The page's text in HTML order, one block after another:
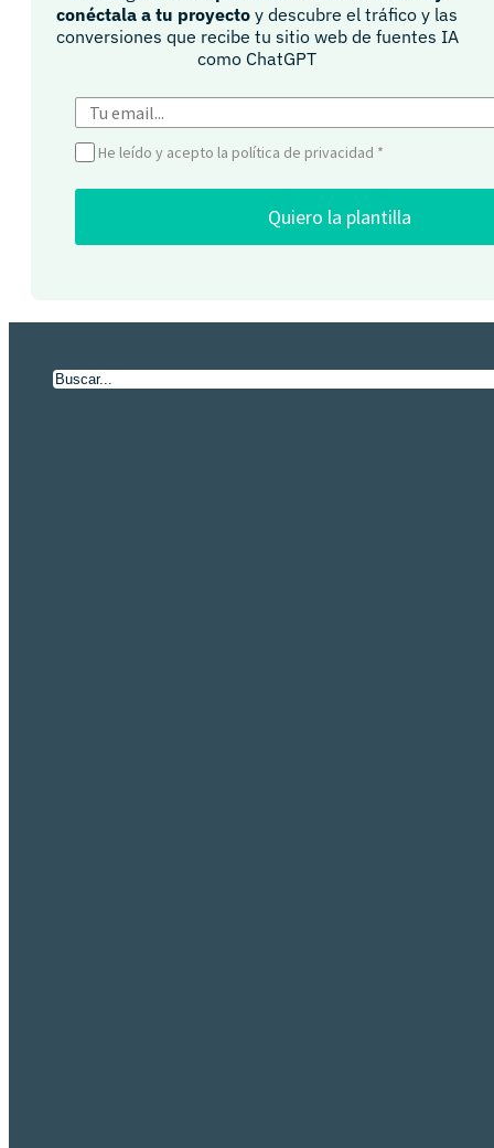
conéctala a tu proyecto y descubre el tráfico y las
conversiones que recibe tu sitio web de fuentes IA
como ChatGPT​
He leído y acepto la política de privacidad *
Quiero la plantilla